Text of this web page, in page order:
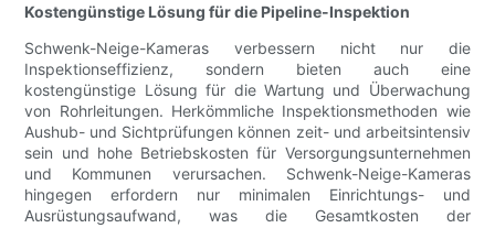
Kostengünstige Lösung für die Pipeline-Inspektion
Schwenk-Neige-Kameras verbessern nicht nur die
Inspektionseffizienz, sondern bieten auch eine
kostengünstige Lösung für die Wartung und Überwachung
von Rohrleitungen. Herkömmliche Inspektionsmethoden wie
Aushub- und Sichtprüfungen können zeit- und arbeitsintensiv
sein und hohe Betriebskosten für Versorgungsunternehmen
und Kommunen verursachen. Schwenk-Neige-Kameras
hingegen erfordern nur minimalen Einrichtungs- und
Ausrüstungsaufwand, was die Gesamtkosten der